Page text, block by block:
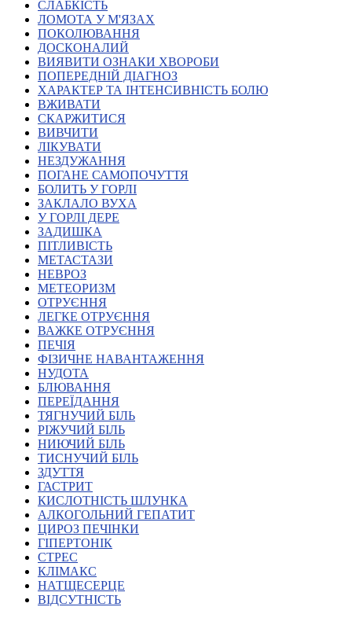
Донецька область
Житомирська область
Закарпатська область
Запорізька область
Івано-Франківська область
Київ
Київська область
Миколаївська область
Одеська область
Полтавська область
Рівненська область
Сумська область
Тернопільська область
Херсонська область
Хмельницька область
Черкаська область
Чернігівська область
Особи відповідальні за контактування з
питань укладення договорів
Вивчаємо жестову мову
Дитяча сторінка
Новини про жестову мову
Ресурс для вивчення жестових мов різних країн
ЦУЖМ
Проєкт "Жестова мова для поліцейських"
Про шахрайські схеми
ВІКТОРИНА
На допомогу військовим
Медична термінологія жестовою мовою
СЛАБКІСТЬ
ЛОМОТА У М'ЯЗАХ
ПОКОЛЮВАННЯ
ДОСКОНАЛИЙ
ВИЯВИТИ ОЗНАКИ ХВОРОБИ
ПОПЕРЕДНІЙ ДІАГНОЗ
ХАРАКТЕР ТА ІНТЕНСИВНІСТЬ БОЛЮ
ВЖИВАТИ
СКАРЖИТИСЯ
ВИВЧИТИ
ЛІКУВАТИ
НЕЗДУЖАННЯ
ПОГАНЕ САМОПОЧУТТЯ
БОЛИТЬ У ГОРЛІ
ЗАКЛАЛО ВУХА
У ГОРЛІ ДЕРЕ
ЗАДИШКА
ПІТЛИВІСТЬ
МЕТАСТАЗИ
НЕВРОЗ
МЕТЕОРИЗМ
ОТРУЄННЯ
ЛЕГКЕ ОТРУЄННЯ
ВАЖКЕ ОТРУЄННЯ
ПЕЧІЯ
ФІЗИЧНЕ НАВАНТАЖЕННЯ
НУДОТА
БЛЮВАННЯ
ПЕРЕЇДАННЯ
ТЯГНУЧИЙ БІЛЬ
РІЖУЧИЙ БІЛЬ
НИЮЧИЙ БІЛЬ
ТИСНУЧИЙ БІЛЬ
ЗДУТТЯ
ГАСТРИТ
КИСЛОТНІСТЬ ШЛУНКА
АЛКОГОЛЬНИЙ ГЕПАТИТ
ЦИРОЗ ПЕЧІНКИ
ГІПЕРТОНІК
СТРЕС
КЛІМАКС
НАТЩЕСЕРЦЕ
ВІДСУТНІСТЬ